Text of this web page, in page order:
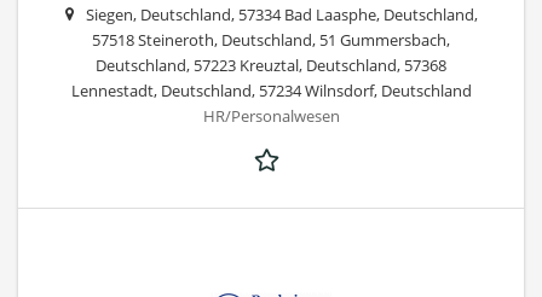
Siegen, Deutschland, 57334 Bad Laasphe, Deutschland,
57518 Steineroth, Deutschland, 51 Gummersbach,
Deutschland, 57223 Kreuztal, Deutschland, 57368
Lennestadt, Deutschland, 57234 Wilnsdorf, Deutschland
HR/Personalwesen